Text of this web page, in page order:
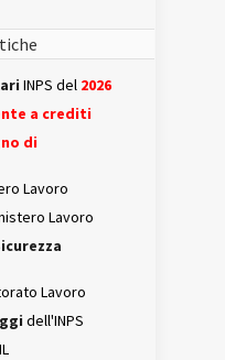
INPS del 2026
a crediti
di
Lavoro
Lavoro
Lavoro
dell'INPS